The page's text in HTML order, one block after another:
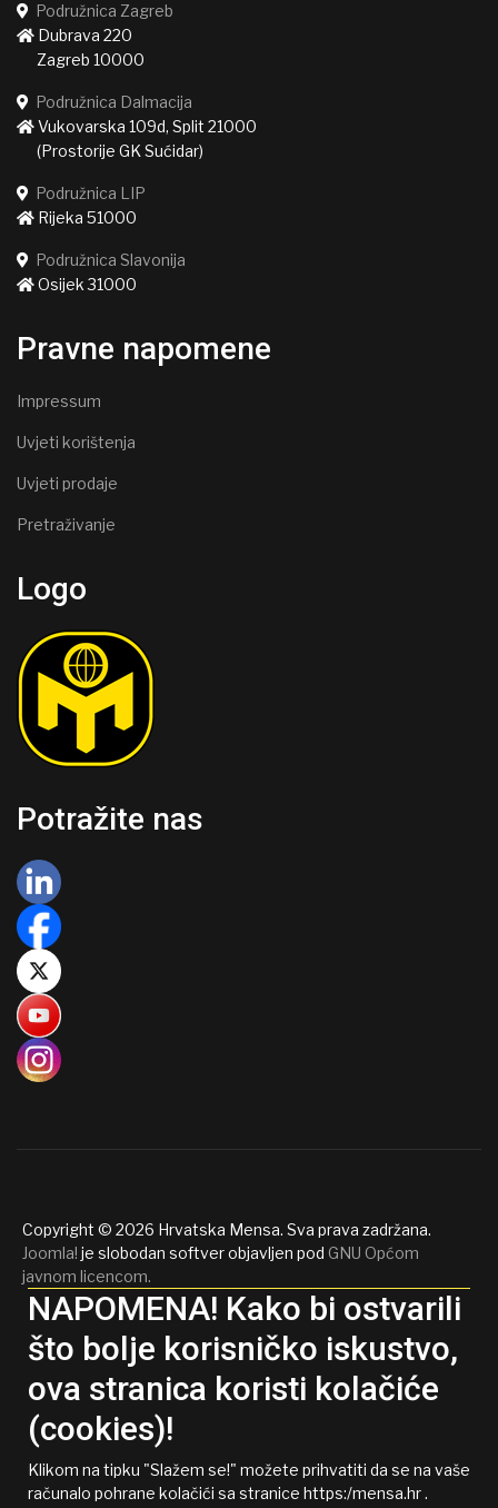
Podružnica Zagreb
Dubrava 220
Zagreb 10000
Podružnica Dalmacija
Vukovarska 109d, Split 21000
(Prostorije GK Sućidar)
Podružnica LIP
Rijeka 51000
Podružnica Slavonija
Osijek 31000
Pravne napomene
Impressum
Uvjeti korištenja
Uvjeti prodaje
Pretraživanje
Logo
Potražite nas
Copyright © 2026 Hrvatska Mensa. Sva prava zadržana.
Joomla! je slobodan softver objavljen pod GNU Općom
javnom licencom.
NAPOMENA! Kako bi ostvarili
što bolje korisničko iskustvo,
ova stranica koristi kolačiće
(cookies)!
Klikom na tipku "Slažem se!" možete prihvatiti da se na vaše
računalo pohrane kolačići sa stranice https:/mensa.hr .